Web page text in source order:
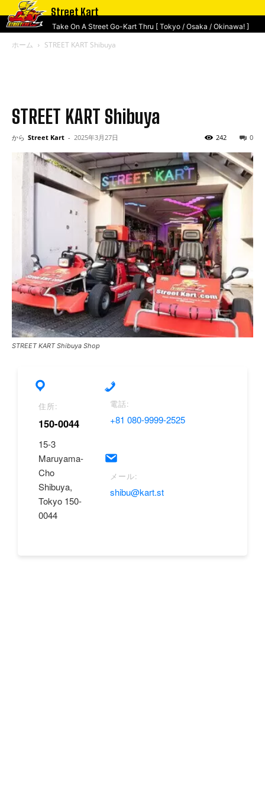
Street Kart
Take On A Street Go-Kart Thru [ Tokyo / Osaka / Okinawa! ]
ホーム STREET KART Shibuya
STREET KART Shibuya
から Street Kart - 2025年3月27日 0
242
STREET KART Shibuya Shop
住所:
150-0044
15-3
Maruyama-
Cho
Shibuya,
Tokyo 150-
0044
電話:
+81 080-9999-2525
メール:
shibu@kart.st